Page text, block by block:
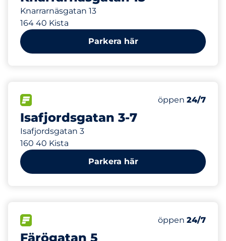
Knarrarnäsgatan 13
164 40 Kista
Parkera här
Isafjordsgatan 3-7
Isafjordsgatan 3
160 40 Kista
Antal
Totalt antal
Lördag
öppen 24/7
91 m
Parkera här
Färögatan 5
Antal
Totalt antal
Lördag
öppen 24/7
128 m